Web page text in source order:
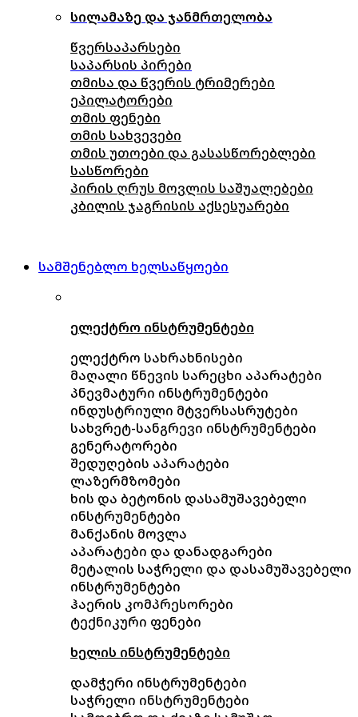
სილამაზე და ჯანმრთელობა
წვერსაპარსები
საპარსის პირები
თმისა და წვერის ტრიმერები
ეპილატორები
თმის ფენები
თმის სახვევები
თმის უთოები და გასასწორებლები
სასწორები
პირის ღრუს მოვლის საშუალებები
კბილის ჯაგრისის აქსესუარები
სამშენებლო ხელსაწყოები
ელექტრო ინსტრუმენტები
ელექტრო სახრახნისები
მაღალი წნევის სარეცხი აპარატები
პნევმატური ინსტრუმენტები
ინდუსტრიული მტვერსასრუტები
სახვრეტ-სანგრევი ინსტრუმენტები
გენერატორები
შედუღების აპარატები
ლაზერმზომები
ხის და ბეტონის დასამუშავებელი
ინსტრუმენტები
მანქანის მოვლა
აპარატები და დანადგარები
მეტალის საჭრელი და დასამუშავებელი
ინსტრუმენტები
ჰაერის კომპრესორები
ტექნიკური ფენები
ხელის ინსტრუმენტები
დამჭერი ინსტრუმენტები
საჭრელი ინსტრუმენტები